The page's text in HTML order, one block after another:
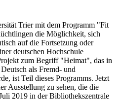
Trier mit dem Programm "Fit
die Möglichkeit, sich
auf die Fortsetzung oder
deutschen Hochschule
zum Begriff "Heimat", das in
als Fremd- und
ist Teil dieses Programms. Jetzt
Ausstellung zu sehen, die die
2019 in der Bibliothekszentrale